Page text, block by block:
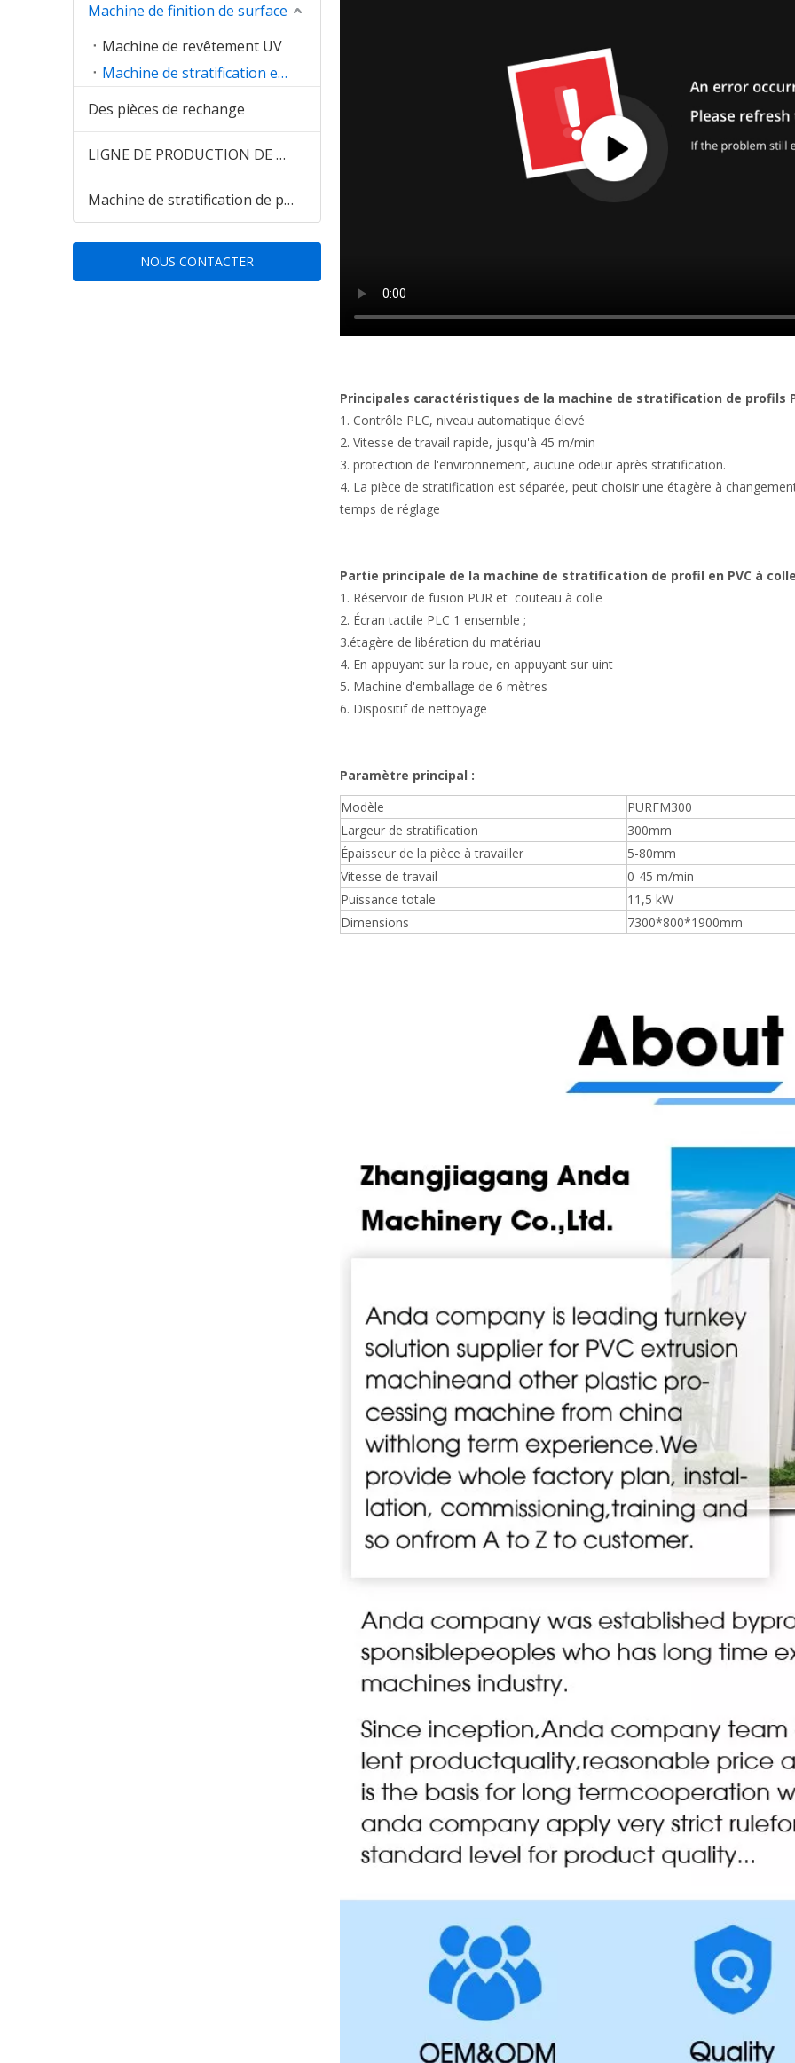
Machine de finition de surface
Machine de revêtement UV
Machine de stratification en refief
Des pièces de rechange
LIGNE DE PRODUCTION DE PANNEAU MURAL EN PVC WPC pour le marché indien du Pakistan
Machine de stratification de panneaux muraux en PVC
NOUS CONTACTER
Principales caractéristiques de la machine de stratification de profils
1. Contrôle PLC, niveau automatique élevé
2. Vitesse de travail rapide, jusqu'à 45 m/min
3. protection de l'environnement, aucune odeur après stratification.
4. La pièce de stratification est séparée, peut choisir une étagère à
temps de réglage
Partie principale de la machine de stratification de profil en PVC à
1. Réservoir de fusion PUR et couteau à colle
2. Écran tactile PLC 1 ensemble ;
3.étagère de libération du matériau
4. En appuyant sur la roue, en appuyant sur uint
5. Machine d'emballage de 6 mètres
6. Dispositif de nettoyage
Paramètre principal :
Modèle
PURFM300
Largeur de stratification
300mm
Épaisseur de la pièce à travailler
5-80mm
Vitesse de travail
0-45 m/min
Puissance totale
11,5 kW
Dimensions
7300*800*1900mm